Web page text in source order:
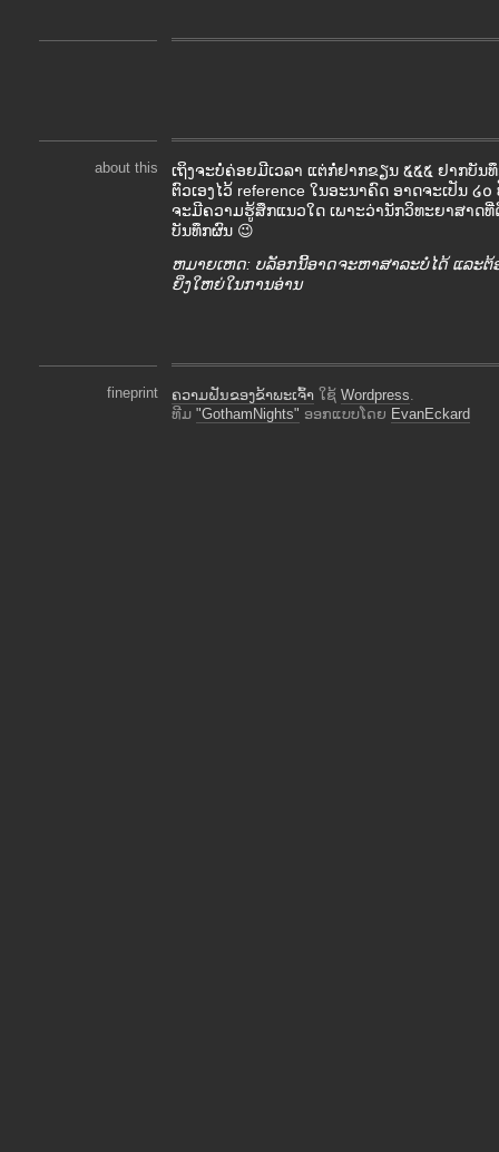
about this
ເຖິງຈະບໍ່ຄ່ອຍມີເວລາ ແຕ່ກໍ່ຢາກຂຽນ ໕໕໕ ຢາກບັນ
ຕົວເອງໄວ້ reference ໃນອະນາຄົດ ອາດຈະເປັນ ໒
ຈະມີຄວາມຮູ້ສຶກແນວໃດ ເພາະວ່ານັກວິທະຍາສາດ
ບັນທຶກຜົນ 😉
ຫມາຍເຫດ: ບລັອກນີ້ອາດຈະຫາສາລະບໍ່ໄດ້ ແລະຕ້
ຍິ່ງໃຫຍ່ໃນການອ່ານ
fineprint ຄວາມຝັນຂອງຂ້າພະເຈົ້າ ໃຊ້ Wordpress
ທີມ "GothamNights" ອອກແບບໂດຍ EvanEckard